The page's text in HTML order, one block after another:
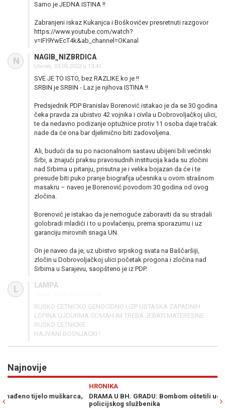
Samo je JEDNA ISTINA !!
Zabranjeni iskaz Kukanjca i Boškovićev presretnuti razgovor
https://www.youtube.com/watch?
v=IFI9YwEcT4k&ab_channel=OKanal
N NAGIB_NIZBRDICA
Utorak, 03.05.2022 u 13:41
SVE JE TO ISTO, bez RAZLIKE ko je !!
SRBIN je SRBIN - Laz je njihova ISTINA !!
Predsjednik PDP Branislav Borenović istakao je da se 30 godina
čeka pravda za ubistvo 42 vojnika i civila u Dobrovoljačkoj ulici,
te da nedavno podizanje optužnice protiv 11 osoba daje tračak
nade da će ona bar djelimično biti zadovoljena.
Ali, budući da su po nacionalnom sastavu ubijeni bili većinski
Srbi, a znajući praksu pravosudnih institucija kada su zločini
nad Srbima u pitanju, prisutna je i velika bojazan da će i te
presude biti puko pranje biografija učesnika u ovom strašnom
masakru – naveo je Borenović povodom 30 godina od ovog
zločina.
Borenović je istakao da je nemoguće zaboraviti da su stradali
golobradi mladići i to u povlačenju, prema sporazumu i uz
garanciju mirovnih snaga UN.
On je naveo da je, uz ubistvo srpskog svata na Baščaršiji,
zločin u Dobrovoljačkoj ulici početak progona i zločina nad
Srbima u Sarajevu, saopšteno je iz PDP.
L LAMPA
RUSKO CETNICKO GENOCIDNO UZP USTASKA ZAPADNIH
LOPINA UJDURMA ODMAH IM TREBA JEBATI MATERESINE
RUSKO CETNICKE..
HAJVANI BOSNJACKI !
Najnovije
DRAMA U BH. GRADU: Bombom oštetili ugostiteljski objekat brata